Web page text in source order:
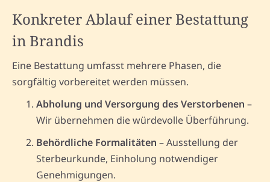
Konkreter Ablauf einer Bestattung
in Brandis
Eine Bestattung umfasst mehrere Phasen, die
sorgfältig vorbereitet werden müssen.
Abholung und Versorgung des Verstorbenen –
Wir übernehmen die würdevolle Überführung.
Behördliche Formalitäten – Ausstellung der
Sterbeurkunde, Einholung notwendiger
Genehmigungen.